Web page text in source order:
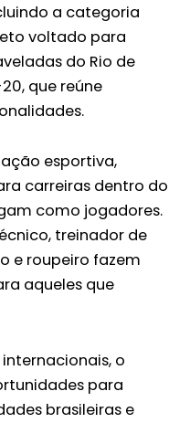
a categoria
voltado para
do Rio de
que reúne
esportiva,
carreiras dentro do
como jogadores.
treinador de
e roupeiro fazem
aqueles que
o
para
brasileiras e